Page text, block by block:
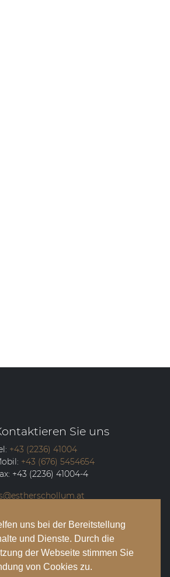
uns bei der Bereitstellung
und Dienste. Durch die
der Webseite stimmen Sie
von Cookies zu.
Sie uns
+43 (2236) 41004
+43 (676) 5454654
+43 (2236) 41004-4
Straße 12/2
Mödling